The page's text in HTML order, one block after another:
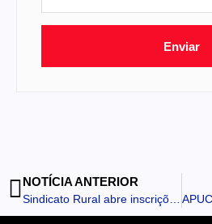
Enviar
NOTÍCIA ANTERIOR